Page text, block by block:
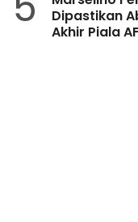
Dipastikan
Akhir Piala